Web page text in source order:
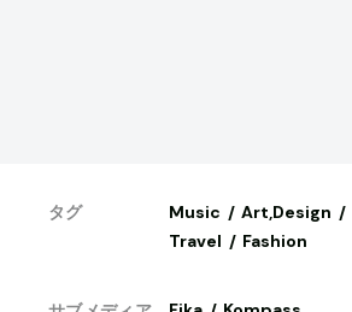
タグ Music Art,Design
Travel
Fashion